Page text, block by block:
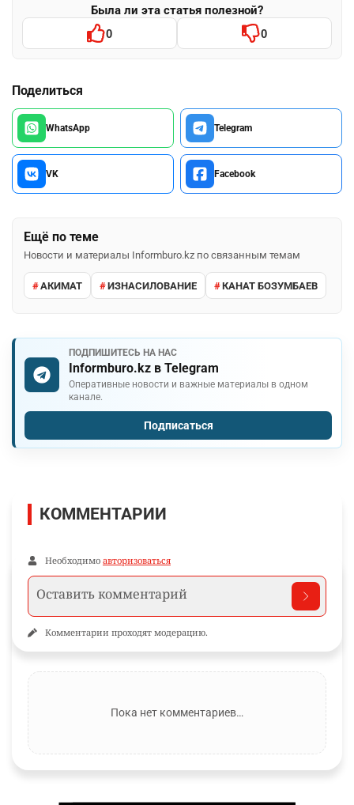
Была ли эта статья полезной?
0 0
Поделиться
WhatsApp Telegram
VK Facebook
Ещё по теме
Новости и материалы Informburo.kz по связанным темам
АКИМАТ ИЗНАСИЛОВАНИЕ КАНАТ БОЗУМБАЕВ
ПОДПИШИТЕСЬ НА НАС
Informburo.kz в Telegram
Оперативные новости и важные материалы в одном
канале.
Подписаться
КОММЕНТАРИИ
Необходимо авторизоваться
Комментарии проходят модерацию.
Пока нет комментариев…